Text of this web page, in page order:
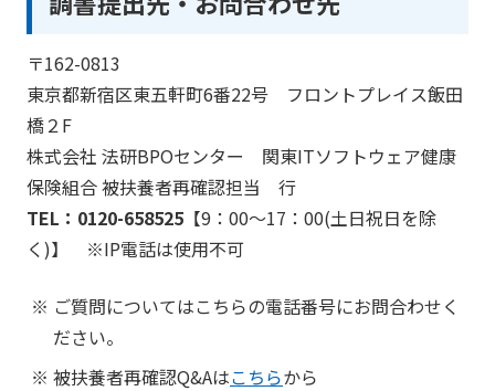
〒162-0813
東京都新宿区東五軒町6番22号 フロントプレイス飯田
橋２F
株式会社 法研BPOセンター 関東ITソフトウェア健康
保険組合 被扶養者再確認担当 行
TEL：0120-658525 【9：00～17：00(土日祝日を除
く)】 ※IP電話は使用不可
ご質問についてはこちらの電話番号にお問合わせく
ださい。
被扶養者再確認Q&Aはこちらから